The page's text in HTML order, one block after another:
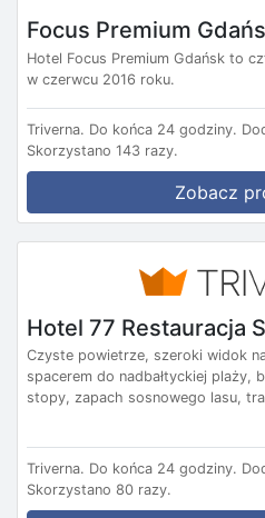
Focus Premium
Hotel Focus Premium Gdańsk to
w czerwcu 2016 roku.
Triverna. Do końca 24 godziny.
Skorzystano 143 razy.
Zobacz
Hotel 77 Restauracja
Czyste powietrze, szeroki widok
spacerem do nadbałtyckiej plaży,
stopy, zapach sosnowego lasu,
Triverna. Do końca 24 godziny.
Skorzystano 80 razy.